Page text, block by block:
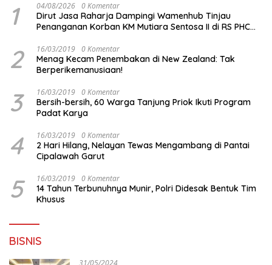
1 04/08/2026 0 Komentar
Dirut Jasa Raharja Dampingi Wamenhub Tinjau
Penanganan Korban KM Mutiara Sentosa II di RS PHC
2 16/03/2019 0 Komentar
Menag Kecam Penembakan di New Zealand: Tak
Berperikemanusiaan!
3 16/03/2019 0 Komentar
Bersih-bersih, 60 Warga Tanjung Priok Ikuti Program
Padat Karya
4 16/03/2019 0 Komentar
2 Hari Hilang, Nelayan Tewas Mengambang di Pantai
Cipalawah Garut
5 16/03/2019 0 Komentar
14 Tahun Terbunuhnya Munir, Polri Didesak Bentuk Tim
Khusus
BISNIS